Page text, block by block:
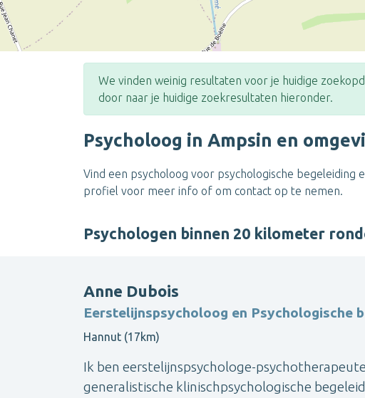
We vinden weinig resultaten voor je huidige
door naar je huidige zoekresultaten hieronder.
Psycholoog in Ampsin en
Vind een psycholoog voor psychologische
profiel voor meer info of om contact op te nemen.
Psychologen binnen 20 kilometer
Anne Dubois
Eerstelijnspsycholoog en Psychologische
Hannut (17km)
Ik ben eerstelijnspsychologe-
generalistische klinischpsychologische